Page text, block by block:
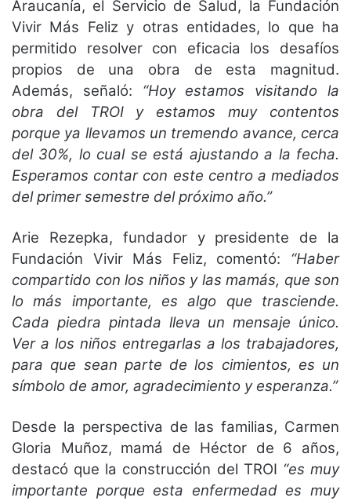
Araucanía, el Servicio de Salud, la Fundación
Vivir Más Feliz y otras entidades, lo que ha
permitido resolver con eficacia los desafíos
propios de una obra de esta magnitud.
Además, señaló: “Hoy estamos visitando la
obra del TROI y estamos muy contentos
porque ya llevamos un tremendo avance, cerca
del 30%, lo cual se está ajustando a la fecha.
Esperamos contar con este centro a mediados
del primer semestre del próximo año.”
Arie Rezepka, fundador y presidente de la
Fundación Vivir Más Feliz, comentó: “Haber
compartido con los niños y las mamás, que son
lo más importante, es algo que trasciende.
Cada piedra pintada lleva un mensaje único.
Ver a los niños entregarlas a los trabajadores,
para que sean parte de los cimientos, es un
símbolo de amor, agradecimiento y esperanza.”
Desde la perspectiva de las familias, Carmen
Gloria Muñoz, mamá de Héctor de 6 años,
destacó que la construcción del TROI “es muy
importante porque esta enfermedad es muy